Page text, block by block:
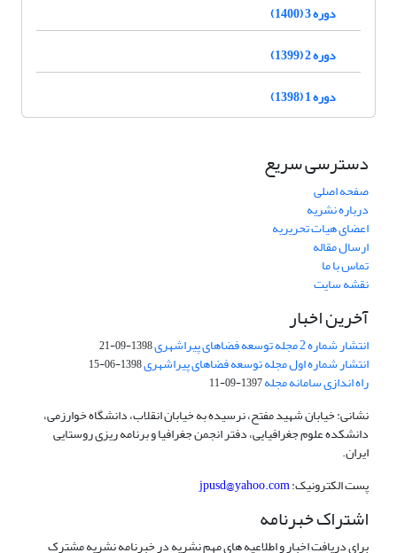
دوره 3 (1400)
دوره 2 (1399)
دوره 1 (1398)
دسترسی سریع
صفحه اصلی
درباره نشریه
اعضای هیات تحریریه
ارسال مقاله
تماس با ما
نقشه سایت
آخرین اخبار
انتشار شماره 2 مجله توسعه فضاهای پیراشهری 1398-09-21
انتشار شماره اول مجله توسعه فضاهای پیراشهری1398-06-15
راه اندازی سامانه مجله1397-09-11
نشانی: خیابان شهید مفتح، نرسیده به خیابان انقلاب، دانشگاه خوارزمی،
دانشکده علوم جغرافیایی، دفتر انجمن جغرافیا و برنامه ریزی روستایی
ایران.
پست الکترونیک:jpusd@yahoo.com
اشتراک خبرنامه
برای دریافت اخبار و اطلاعیه های مهم نشریه در خبرنامه نشریه مشترک